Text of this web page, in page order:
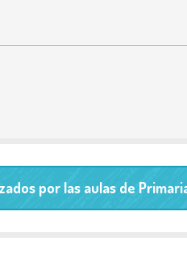
Listado y precio de
todas las actividades
por las aulas de